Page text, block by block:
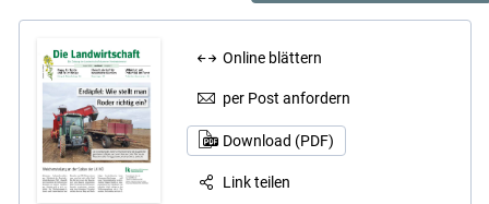
Online blättern
per Post anfordern
Download (PDF)
Link teilen